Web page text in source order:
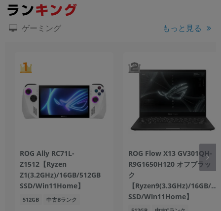
ゲーミング もっと見る
ROG Ally RC71L-
Z1512【Ryzen
Z1(3.2GHz)/16GB/512GB
SSD/Win11Home】
512GB 中古Bランク
ROG Flow X13 GV301QH-
R9G1650H120 オフブラッ
ク
【Ryzen9(3.3GHz)/16GB/
SSD/Win11Home】